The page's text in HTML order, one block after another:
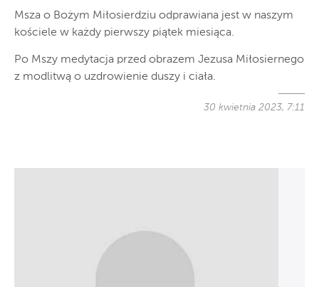
Msza o Bożym Miłosierdziu odprawiana jest w naszym
kościele w każdy pierwszy piątek miesiąca.
Po Mszy medytacja przed obrazem Jezusa Miłosiernego
z modlitwą o uzdrowienie duszy i ciała.
30 kwietnia 2023, 7:11